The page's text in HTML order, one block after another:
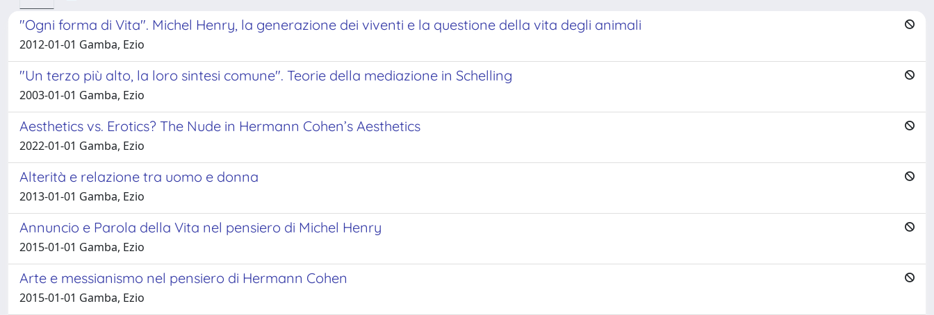
"Ogni forma di Vita". Michel Henry, la generazione dei viventi e la questione della vita degli animali
2012-01-01 Gamba, Ezio
"Un terzo più alto, la loro sintesi comune". Teorie della mediazione in Schelling
2003-01-01 Gamba, Ezio
Aesthetics vs. Erotics? The Nude in Hermann Cohen’s Aesthetics
2022-01-01 Gamba, Ezio
Alterità e relazione tra uomo e donna
2013-01-01 Gamba, Ezio
Annuncio e Parola della Vita nel pensiero di Michel Henry
2015-01-01 Gamba, Ezio
Arte e messianismo nel pensiero di Hermann Cohen
2015-01-01 Gamba, Ezio